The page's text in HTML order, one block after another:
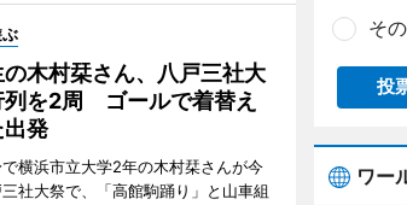
の木村栞さん、八戸三社大
列を2周 ゴールで着替え
発
で横浜市立大学2年の木村栞さんが今
社大祭で、「高館駒踊り」と山車組
そ
投
ワー